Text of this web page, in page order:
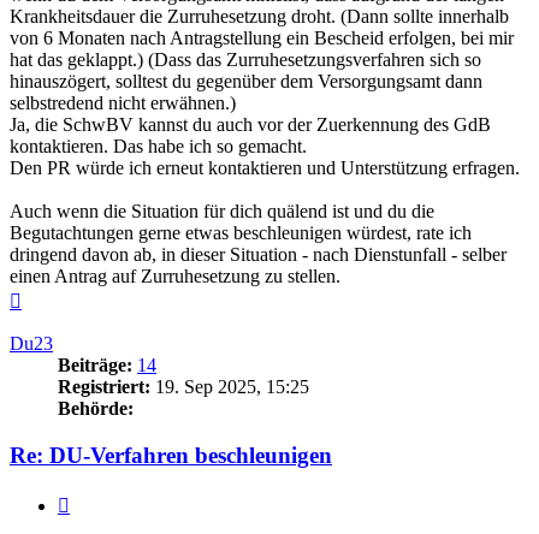
Krankheitsdauer die Zurruhesetzung droht. (Dann sollte innerhalb
von 6 Monaten nach Antragstellung ein Bescheid erfolgen, bei mir
hat das geklappt.) (Dass das Zurruhesetzungsverfahren sich so
hinauszögert, solltest du gegenüber dem Versorgungsamt dann
selbstredend nicht erwähnen.)
Ja, die SchwBV kannst du auch vor der Zuerkennung des GdB
kontaktieren. Das habe ich so gemacht.
Den PR würde ich erneut kontaktieren und Unterstützung erfragen.
Auch wenn die Situation für dich quälend ist und du die
Begutachtungen gerne etwas beschleunigen würdest, rate ich
dringend davon ab, in dieser Situation - nach Dienstunfall - selber
einen Antrag auf Zurruhesetzung zu stellen.
Du23
Beiträge: 14
Registriert: 19. Sep 2025, 15:25
Behörde:
Re: DU-Verfahren beschleunigen